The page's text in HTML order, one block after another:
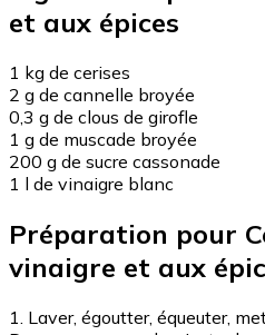
et aux épices
1 kg de cerises
2 g de cannelle broyée
0,3 g de clous de girofle
1 g de muscade broyée
200 g de sucre cassonade
1 l de vinaigre blanc
Préparation pour
vinaigre et aux
1. Laver, égoutter, équeuter,